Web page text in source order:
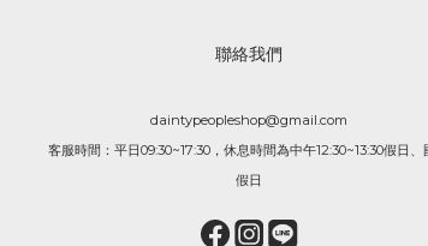
聯絡我們
daintypeopleshop@gmail.com
客服時間：平日09:30~17:30，休息時間為中午12:30~13:30假日、
假日